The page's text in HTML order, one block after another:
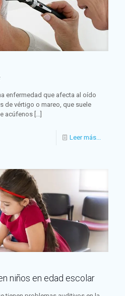
enfermedad que afecta al oído
de vértigo o mareo, que suele
acúfenos
Leer más...
niños en edad escolar